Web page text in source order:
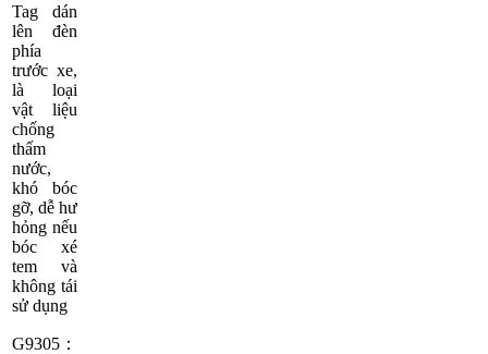
Tag dán
lên đèn
phía
trước xe,
là loại
vật liệu
chống
thấm
nước,
khó bóc
gỡ, dễ hư
hỏng nếu
bóc xé
tem và
không tái
sử dụng
G9305：